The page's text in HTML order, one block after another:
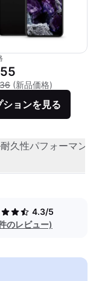
ビッシュ品の価格：
(新品価格)
ションを見る
耐久性パフォーマンス
4.3/5
のレビュー)